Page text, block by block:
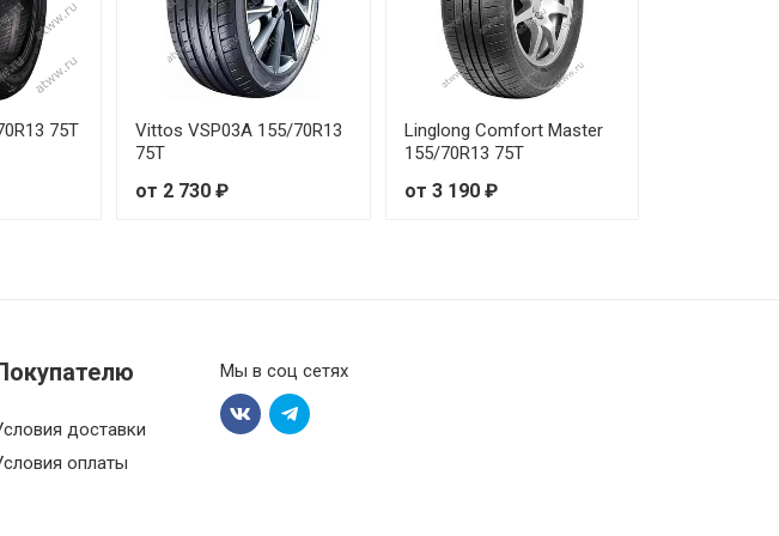
75T
Vittos VSP03A 155/70R13
75T
от 2 730 ₽
Linglong Comfort Master
155/70R13 75T
от 3 190 ₽
доставки
оплаты
Мы в соц сетях